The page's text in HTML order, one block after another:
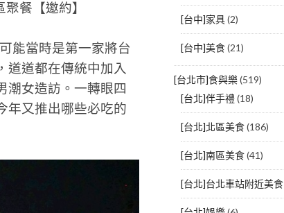
餐【邀約】
能當時是第一家將台
道道都在傳統中加入
潮女造訪。一轉眼四
年又推出哪些必吃的
[台中]家具(2)
[台中]美食(21)
[台北市]食與樂(519)
[台北]伴手禮(18)
[台北]北區美食(186)
[台北]南區美食(41)
[台北]台北車站附近美食